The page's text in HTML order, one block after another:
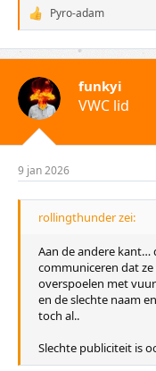
W
a
a
r
d
e
r
i
n
e
n
Pyro-adam
funkyi
VWC lid
9 jan 2026
rollingthunder zei:
Aan de andere kant…
communiceren dat
overspoelen met
en de slechte naam
toch al..
Slechte publiciteit is